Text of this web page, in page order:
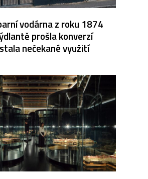
vodárna z roku 1874
prošla konverzí
nečekané využití